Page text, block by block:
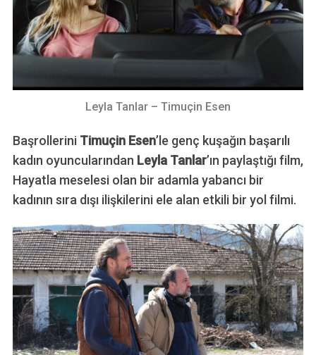
Leyla Tanlar – Timuçin Esen
Başrollerini Timuçin Esen’le genç kuşağın başarılı
kadın oyuncularından Leyla Tanlar’ın paylaştığı film,
Hayatla meselesi olan bir adamla yabancı bir
kadının sıra dışı ilişkilerini ele alan etkili bir yol filmi.